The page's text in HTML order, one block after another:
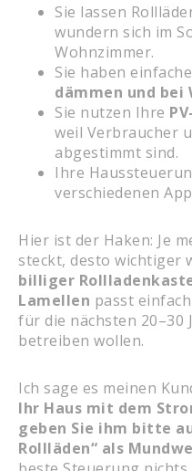
Sie lassen
wundern sich im
Wohnzimmer.
Sie haben
dämmen und bei
Sie nutzen Ihre
weil Verbraucher
abgestimmt sind.
Ihre
verschiedenen
Hier ist der Haken: Je
steckt, desto wichtiger
billiger
Lamellen passt
für die nächsten
betreiben wollen.
Ich sage es meinen
Ihr Haus mit dem
geben Sie ihm bitte
Rollläden“ als